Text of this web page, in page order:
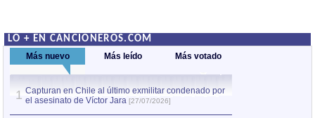
LO + EN CANCIONEROS.COM
Más nuevo Más leído Más votado
1 Capturan en Chile al último exmilitar condenado por
el asesinato de Víctor Jara [27/07/2026]